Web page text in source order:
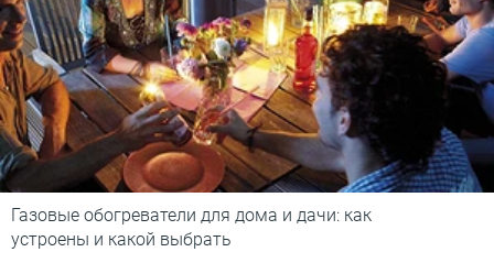
Газовые обогреватели для дома и дачи: как
устроены и какой выбрать